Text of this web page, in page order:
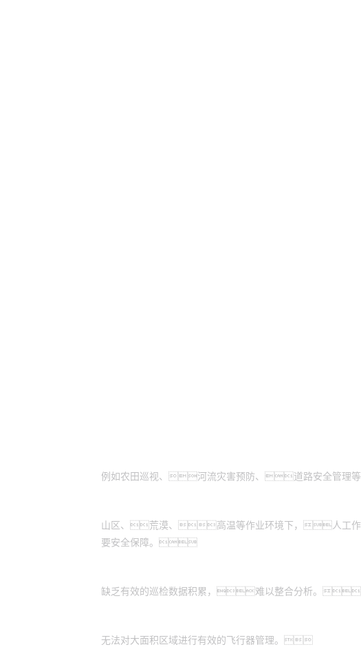
例如农田巡视、河流灾害预防、道路安全管
山区、荒漠、高温等作业环境下，人工
要安全保障。
缺乏有效的巡检数据积累，难以整合分析。
无法对大面积区域进行有效的飞行器管理。